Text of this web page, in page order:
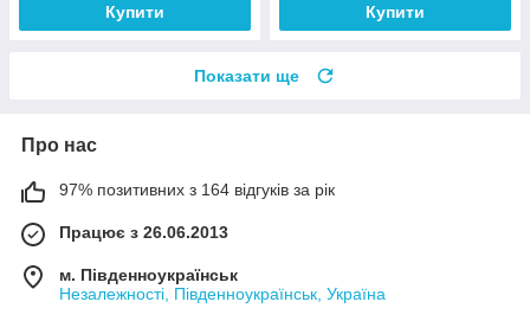
Купити Купити
Показати ще
Про нас
97% позитивних з 164 відгуків за рік
Працює з 26.06.2013
м. Південноукраїнськ
Незалежності, Південноукраїнськ, Україна